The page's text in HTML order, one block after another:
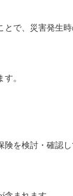
とで、災害発生
。
険を検討・確認